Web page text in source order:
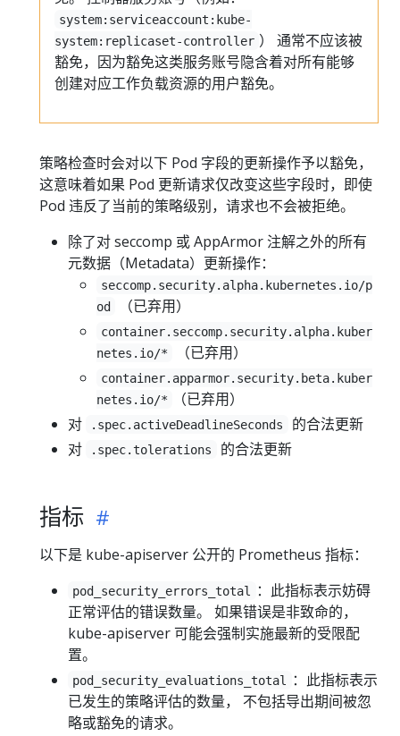
system:serviceaccount:kube-
system:replicaset-controller ） 通常不应该被
豁免，因为豁免这类服务账号隐含着对所有能够
创建对应工作负载资源的用户豁免。
策略检查时会对以下 Pod 字段的更新操作予以豁免，
这意味着如果 Pod 更新请求仅改变这些字段时，即使
Pod 违反了当前的策略级别，请求也不会被拒绝。
除了对 seccomp 或 AppArmor 注解之外的所有
元数据（Metadata）更新操作：
seccomp.security.alpha.kubernetes.io/p
od
（已弃用）
container.seccomp.security.alpha.kuber
netes.io/*
（已弃用）
container.apparmor.security.beta.kuber
netes.io/*
（已弃用）
对
.spec.activeDeadlineSeconds
的合法更新
对
.spec.tolerations 的合法更新
指标
以下是 kube-apiserver 公开的 Prometheus 指标：
pod_security_errors_total
：此指标表示妨碍
正常评估的错误数量。 如果错误是非致命的，
kube-apiserver 可能会强制实施最新的受限配
置。
pod_security_evaluations_total
：此指标表示
已发生的策略评估的数量， 不包括导出期间被忽
略或豁免的请求。